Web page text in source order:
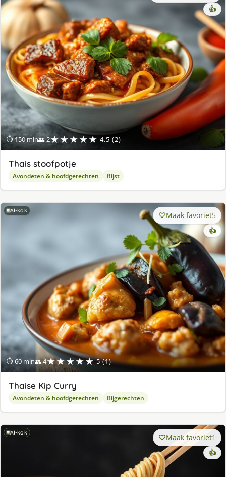
⏱ 150 min👥 2★★★★★ 4.5 (2)
👍
Thais stoofpotje
Avondeten & hoofdgerechten Rijst
AI-kok
⏱ 60 min👥 4★★★★★ 5 (1)
Maak favoriet5
👍
Thaise Kip Curry
Avondeten & hoofdgerechten Bijgerechten
AI-kok Maak favoriet1
👍